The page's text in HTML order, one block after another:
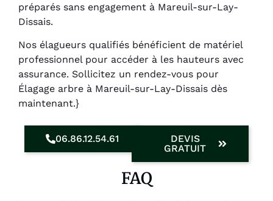
préparés sans engagement à Mareuil-sur-Lay-
Dissais.
Nos élagueurs qualifiés bénéficient de matériel
professionnel pour accéder à les hauteurs avec
assurance. Sollicitez un rendez-vous pour
Élagage arbre à Mareuil-sur-Lay-Dissais dès
maintenant.}
06.86.12.54.61
DEVIS
GRATUIT
FAQ